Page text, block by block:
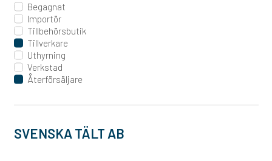
Begagnat
Importör
Tillbehörsbutik
Tillverkare
Uthyrning
Verkstad
Återförsäljare
SVENSKA TÄLT AB